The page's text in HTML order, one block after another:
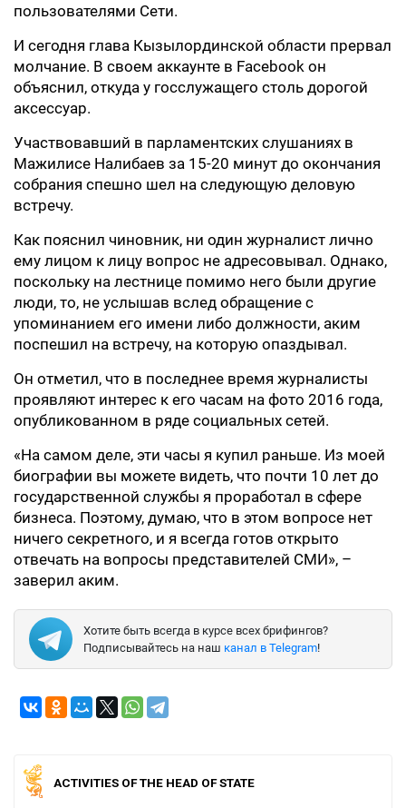
пользователями Сети.
И сегодня глава Кызылординской области прервал
молчание. В своем аккаунте в Facebook он
объяснил, откуда у госслужащего столь дорогой
аксессуар.
Участвовавший в парламентских слушаниях в
Мажилисе Налибаев за 15-20 минут до окончания
собрания спешно шел на следующую деловую
встречу.
Как пояснил чиновник, ни один журналист лично
ему лицом к лицу вопрос не адресовывал. Однако,
поскольку на лестнице помимо него были другие
люди, то, не услышав вслед обращение с
упоминанием его имени либо должности, аким
поспешил на встречу, на которую опаздывал.
Он отметил, что в последнее время журналисты
проявляют интерес к его часам на фото 2016 года,
опубликованном в ряде социальных сетей.
«На самом деле, эти часы я купил раньше. Из моей
биографии вы можете видеть, что почти 10 лет до
государственной службы я проработал в сфере
бизнеса. Поэтому, думаю, что в этом вопросе нет
ничего секретного, и я всегда готов открыто
отвечать на вопросы представителей СМИ», –
заверил аким.
Хотите быть всегда в курсе всех брифингов?
Подписывайтесь на наш канал в Telegram!
ACTIVITIES OF THE HEAD OF STATE